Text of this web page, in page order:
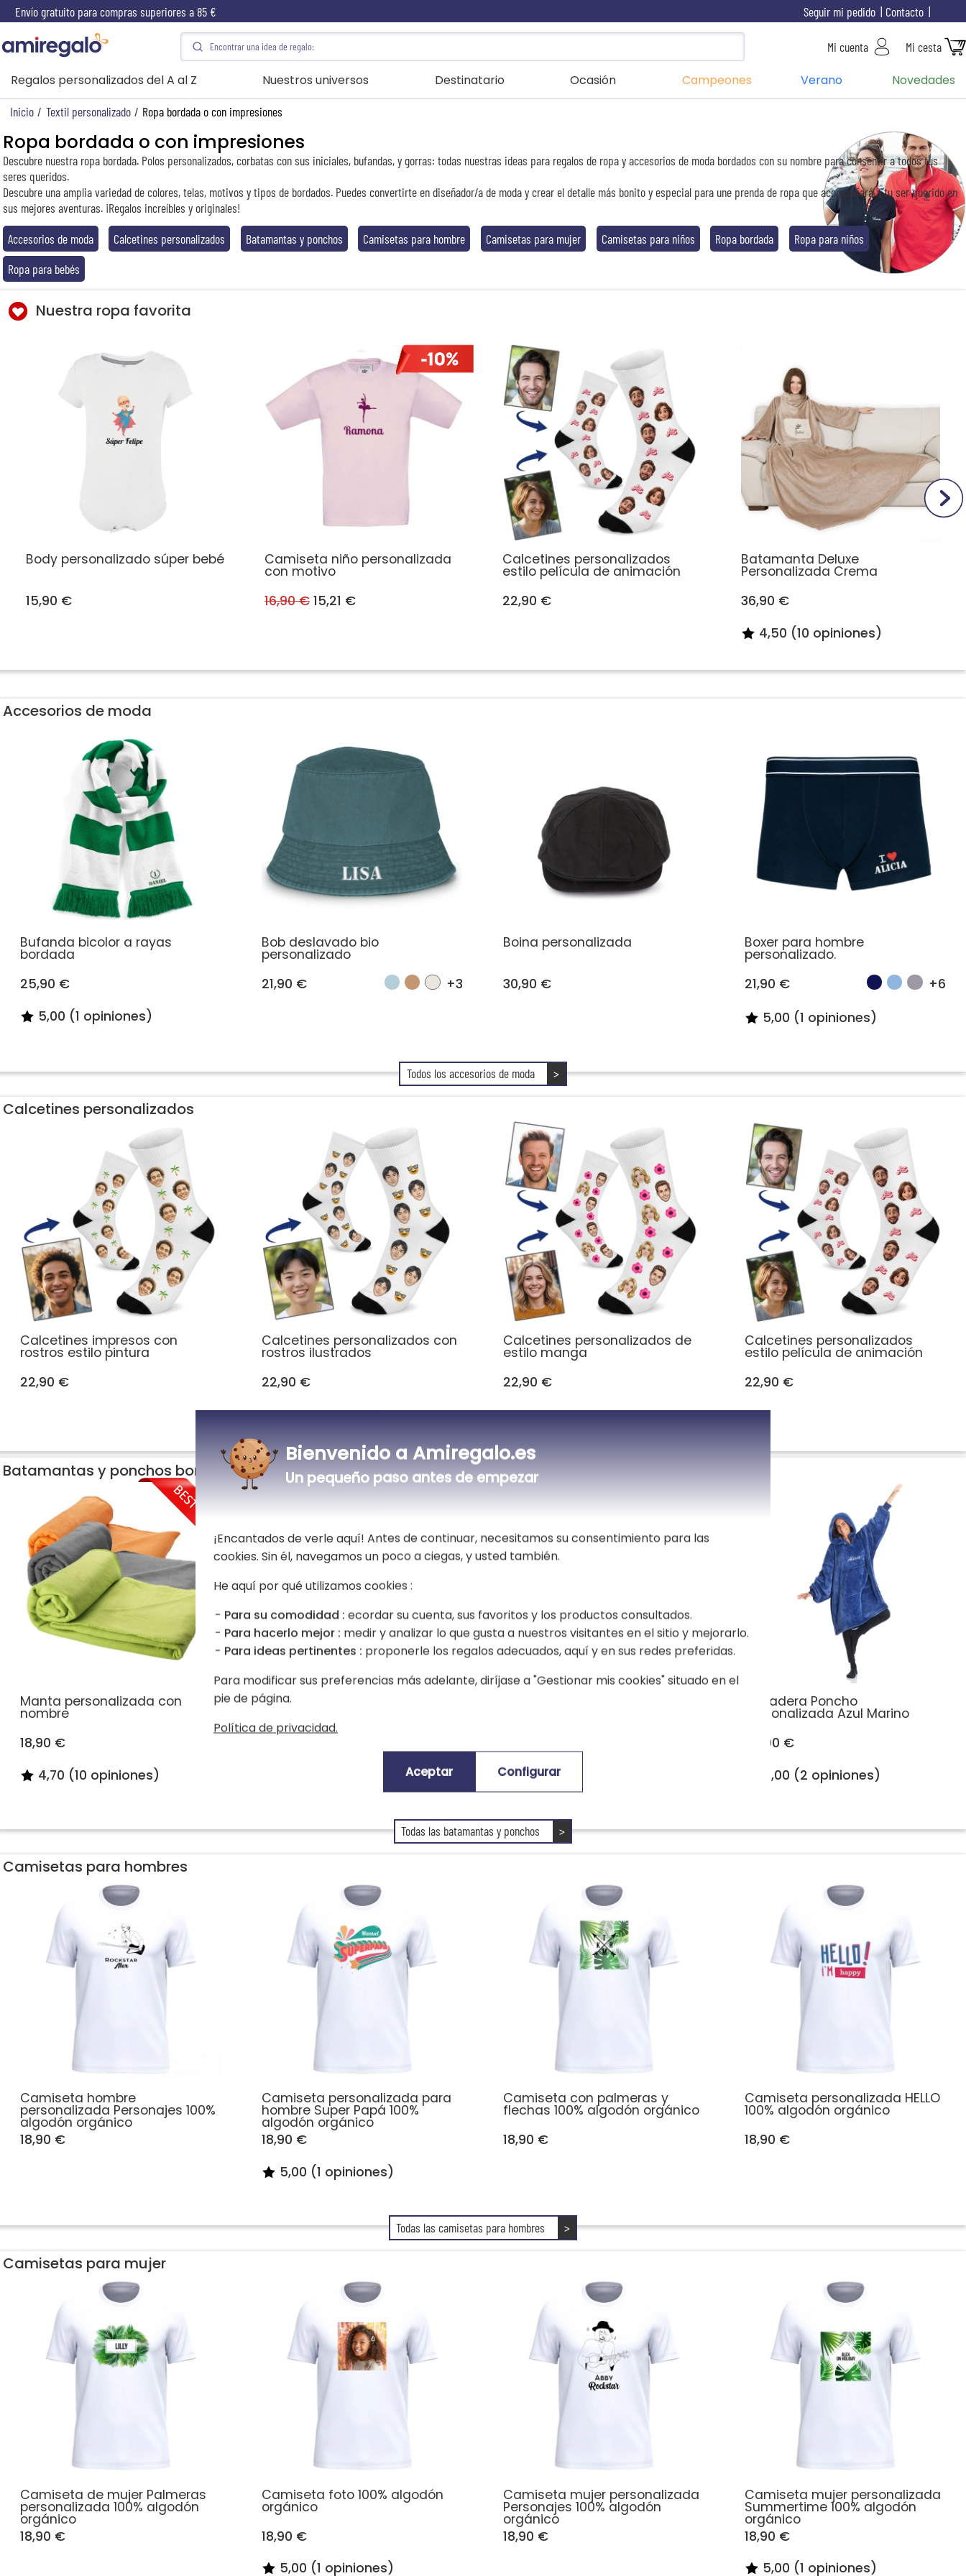
Envío gratuito para compras superiores a 85 € Contacto
Seguir mi pedido
Mi cuenta Mi cesta
Regalos personalizados del A al Z Nuestros universos Destinatario Ocasión Campeones Verano Novedades
Inicio / Textil personalizado / Ropa bordada o con impresiones
Ropa bordada o con impresiones
Descubre nuestra ropa bordada. Polos personalizados, corbatas con sus iniciales, bufandas, y gorras: todas nuestras ideas para regalos de ropa y accesorios de moda bordados con su nombre para consentir a todos tus
seres queridos.
Descubre una amplia variedad de colores, telas, motivos y tipos de bordados. Puedes convertirte en diseñador/a de moda y crear el detalle más bonito y especial para une prenda de ropa que acompañará a tu ser querido en
sus mejores aventuras. ¡Regalos increíbles y originales!
Accesorios de moda
Calcetines personalizados Batamantas y ponchos Camisetas para hombre Camisetas para mujer Camisetas para niños Ropa bordada
Ropa para niños
Ropa para bebés
Nuestra ropa favorita
Body personalizado súper bebé
15,90 €
Camiseta niño personalizada
con motivo
16,90 €15,21 €
Calcetines personalizados
estilo película de animación
22,90 €
Batamanta Deluxe
Personalizada Crema
36,90 €
4,50 (10 opiniones)
Accesorios de moda
Bufanda bicolor a rayas
bordada
25,90 €
5,00 (1 opiniones)
Bob deslavado bio
personalizado
21,90 €
+3
Boina personalizada
30,90 €
Boxer para hombre
personalizado.
21,90 €
+6
5,00 (1 opiniones)
Todos los accesorios de moda >
Calcetines personalizados
Calcetines impresos con
rostros estilo pintura
22,90 €
Calcetines personalizados con
rostros ilustrados
22,90 €
Calcetines personalizados de
estilo manga
22,90 €
Calcetines personalizados
estilo película de animación
22,90 €
Batamantas y ponchos bordadas
Manta personalizada con
nombre
18,90 €
4,70 (10 opiniones)
Suave manta bordada con
4,50 (10 opiniones)
Sudadera Poncho
Personalizada Azul Marino
50,90 €
5,00 (2 opiniones)
Todas las batamantas y ponchos >
Camisetas para hombres
Camiseta hombre
personalizada Personajes 100%
algodón orgánico
18,90 €
Camiseta personalizada para
hombre Super Papá 100%
algodón orgánico
18,90 €
5,00 (1 opiniones)
Camiseta con palmeras y
flechas 100% algodón orgánico
18,90 €
Camiseta personalizada HELLO
100% algodón orgánico
18,90 €
Todas las camisetas para hombres >
Camisetas para mujer
Camiseta de mujer Palmeras
personalizada 100% algodón
orgánico
18,90 €
Camiseta foto 100% algodón
orgánico
18,90 €
5,00 (1 opiniones)
Camiseta mujer personalizada
Personajes 100% algodón
orgánico
18,90 €
Camiseta mujer personalizada
Summertime 100% algodón
orgánico
18,90 €
5,00 (1 opiniones)
Bienvenido a Amiregalo.es
Un pequeño paso antes de empezar
¡Encantados de verle aquí! Antes de continuar, necesitamos su consentimiento para las
cookies. Sin él, navegamos un poco a ciegas, y usted también.
He aquí por qué utilizamos cookies :
Para su comodidad : ecordar su cuenta, sus favoritos y los productos consultados.
Para hacerlo mejor : medir y analizar lo que gusta a nuestros visitantes en el sitio y mejorarlo.
Para ideas pertinentes : proponerle los regalos adecuados, aquí y en sus redes preferidas.
Para modificar sus preferencias más adelante, diríjase a "Gestionar mis cookies" situado en el
pie de página.
Política de privacidad.
Aceptar Configurar